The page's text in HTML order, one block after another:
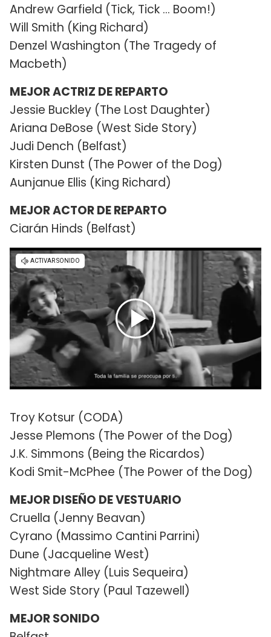
Andrew Garfield (Tick, Tick … Boom!)
Will Smith (King Richard)
Denzel Washington (The Tragedy of
Macbeth)
MEJOR ACTRIZ DE REPARTO
Jessie Buckley (The Lost Daughter)
Ariana DeBose (West Side Story)
Judi Dench (Belfast)
Kirsten Dunst (The Power of the Dog)
Aunjanue Ellis (King Richard)
MEJOR ACTOR DE REPARTO
Ciarán Hinds (Belfast)
Troy Kotsur (CODA)
Jesse Plemons (The Power of the Dog)
J.K. Simmons (Being the Ricardos)
Kodi Smit-McPhee (The Power of the Dog)
MEJOR DISEÑO DE VESTUARIO
Cruella (Jenny Beavan)
Cyrano (Massimo Cantini Parrini)
Dune (Jacqueline West)
Nightmare Alley (Luis Sequeira)
West Side Story (Paul Tazewell)
MEJOR SONIDO